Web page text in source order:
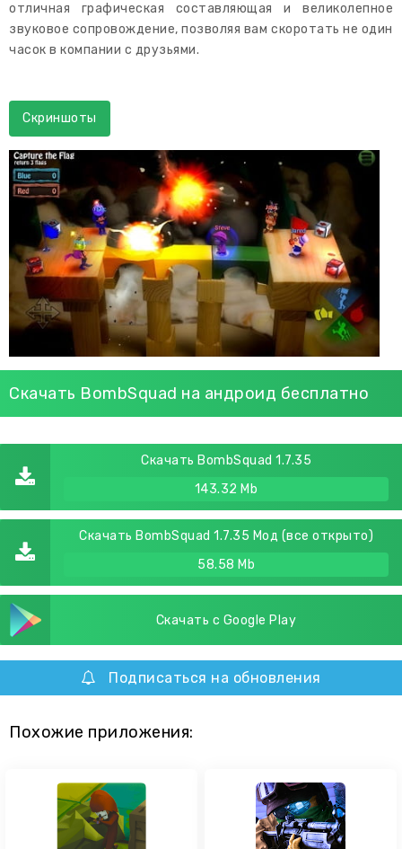
отличная графическая составляющая и великолепное
звуковое сопровождение, позволяя вам скоротать не один
часок в компании с друзьями.
Скриншоты
Скачать BombSquad на андроид бесплатно
Скачать BombSquad 1.7.35
143.32 Mb
Скачать BombSquad 1.7.35 Мод (все открыто)
58.58 Mb
Скачать с Google Play
Подписаться на обновления
Похожие приложения: